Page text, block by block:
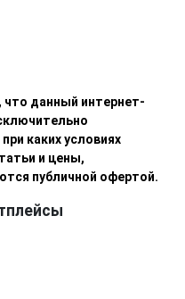
данный интернет-
каких условиях
и цены,
публичной офертой.